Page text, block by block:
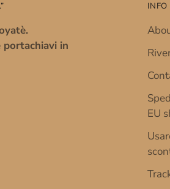
portachiavi in
INFO
EU